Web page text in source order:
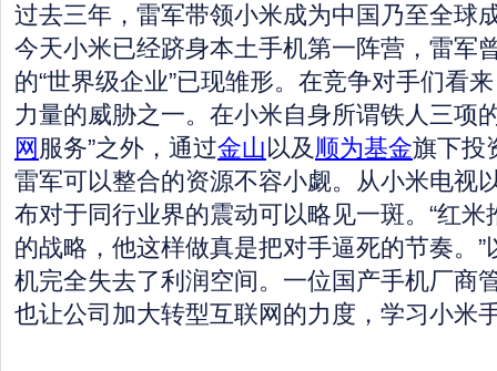
过去三年，雷军带领小米成为中国乃至全球
今天小米已经跻身本土手机第一阵营，雷军
的“世界级企业”已现雏形。在竞争对手们看
力量的威胁之一。在小米自身所谓铁人三项
网 服务”之外，通过金山以及 顺为基金旗下投
雷军可以整合的资源不容小觑。从小米电视
布对于同行业界的震动可以略见一斑。“红
的战略，他这样做真是把对手逼死的节奏。
机完全失去了利润空间。一位国产手机厂商
也让公司加大转型互联网的力度，学习小米